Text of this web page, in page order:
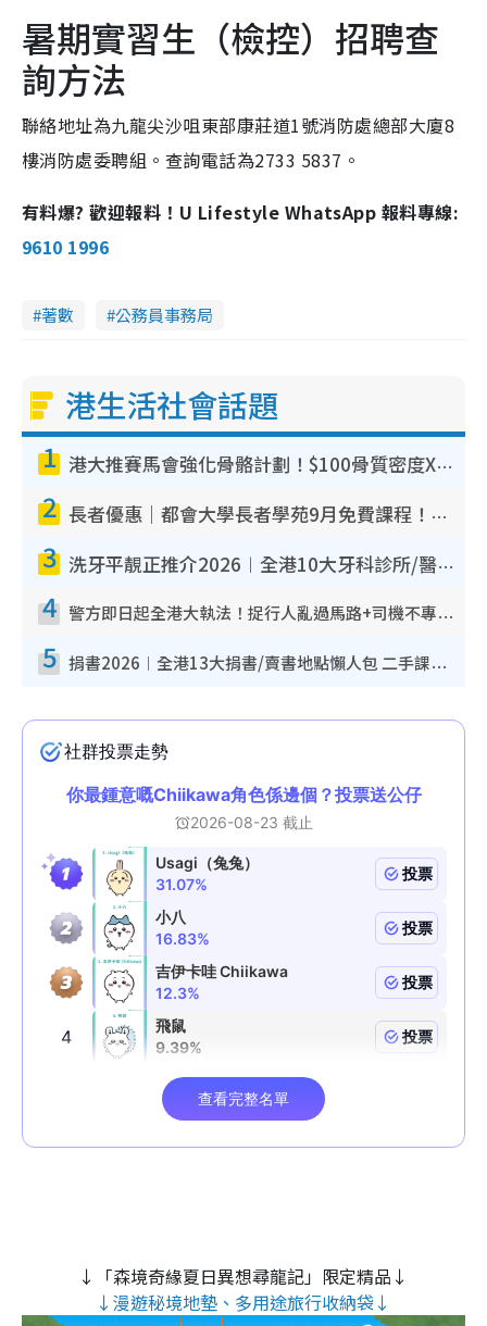
暑期實習生（檢控）招聘查
詢方法
聯絡地址為九龍尖沙咀東部康莊道1號消防處總部大廈8
樓消防處委聘組。查詢電話為2733 5837。
有料爆? 歡迎報料！U Lifestyle WhatsApp 報料專線:
9610 1996
著數 公務員事務局
港生活社會話題
1 港大推賽馬會強化骨骼計劃！$100骨質密度X光檢查 完成免費運動訓練送超市禮券！附參加資格
2 長者優惠｜都會大學長者學苑9月免費課程！多媒體/微電影創作/網絡安全 附報名方法教學
3 洗牙平靚正推介2026︱全港10大牙科診所/醫院懶人包 夜診至8點/鎮靜潔牙/醫療券適用
4 警方即日起全港大執法！捉行人亂過馬路+司機不專注駕駛！亂過馬路罰$2000
5 捐書2026︱全港13大捐書/賣書地點懶人包 二手課本最高$150＋舊書換免費咖啡/戲票
↓「森境奇緣夏日異想尋龍記」限定精品↓
↓漫遊秘境地墊、多用途旅行收納袋↓